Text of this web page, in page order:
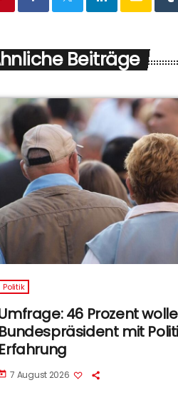
Beiträge
Politik
46 Prozent
Bundespräsident mit
Erfahrung
today 7 August 2026